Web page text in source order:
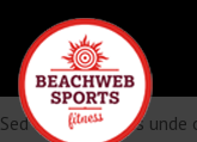
Sed ut perspiciatis